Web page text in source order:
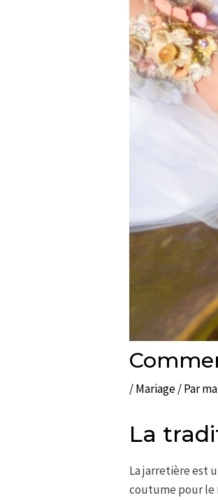
/Mariage/ Par
La
La jarretière est
coutume pour